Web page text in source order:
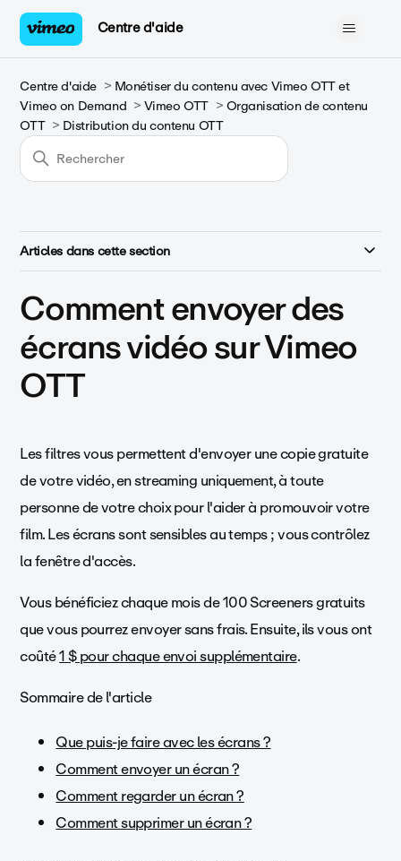
Centre d'aide
Centre d'aide
Monétiser du contenu avec Vimeo OTT et
Vimeo on Demand
Vimeo OTT
Organisation de contenu
OTT
Distribution du contenu OTT
Articles dans cette section
Comment envoyer des
écrans vidéo sur Vimeo
OTT
Les filtres vous permettent d'envoyer une copie gratuite
de votre vidéo, en streaming uniquement, à toute
personne de votre choix pour l'aider à promouvoir votre
film. Les écrans sont sensibles au temps ; vous contrôlez
la fenêtre d'accès.
Vous bénéficiez chaque mois de 100 Screeners gratuits
que vous pourrez envoyer sans frais. Ensuite, ils vous ont
coûté1 $ pour chaque envoi supplémentaire.
Sommaire de l'article
Que puis-je faire avec les écrans ?
Comment envoyer un écran ?
Comment regarder un écran ?
Comment supprimer un écran ?